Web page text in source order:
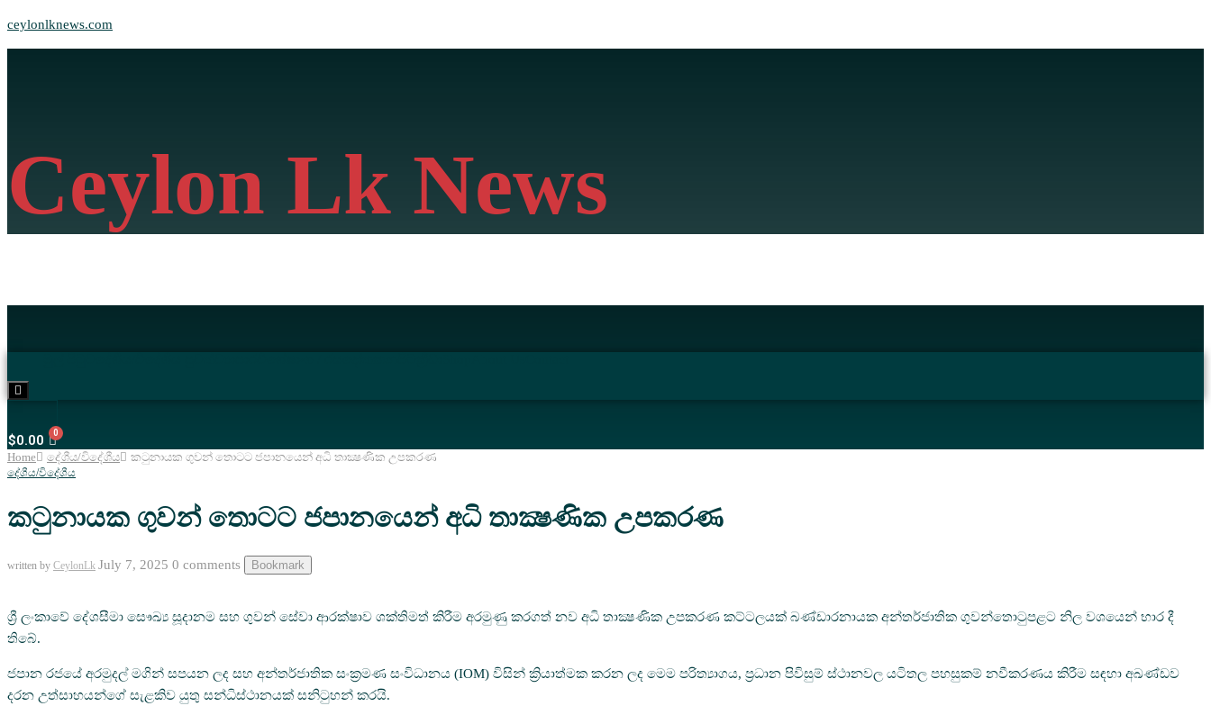
ceylonlknews.com
Ceylon Lk News
Hamburger
Toggle
$0.00
Home දේශීය/විදේශීය කටුනායක ගුවන් තොටට ජපානයෙන් අධි තාක්‍ෂණික උපකරණ
දේශීය/විදේශීය
කටුනායක ගුවන් තොටට ජපානයෙන් අධි තාක්‍ෂණික උපකරණ
written by CeylonLk July 7, 2025 0 comments Bookmark
ශ්‍රී ලංකාවේ දේශසීමා සෞඛ්‍ය සූදානම සහ ගුවන් සේවා ආරක්ෂාව ශක්තිමත් කිරීම අරමුණු කරගත් නව අධි තාක්‍ෂණික උපකරණ කට්ටලයක් බණ්ඩාරනායක අන්තර්ජාතික ගුවන්තොටුපළට නිල වශයෙන් භාර දී
තිබේ.
ජපාන රජයේ අරමුදල් මගින් සපයන ලද සහ අන්තර්ජාතික සංක්‍රමණ සංවිධානය (IOM) විසින් ක්‍රියාත්මක කරන ලද මෙම පරිත්‍යාගය, ප්‍රධාන පිවිසුම් ස්ථානවල යටිතල පහසුකම් නවීකරණය කිරීම සඳහා අඛණ්ඩව
දරන උත්සාහයන්ගේ සැළකිව යුතු සන්ධිස්ථානයක් සනිටුහන් කරයි.